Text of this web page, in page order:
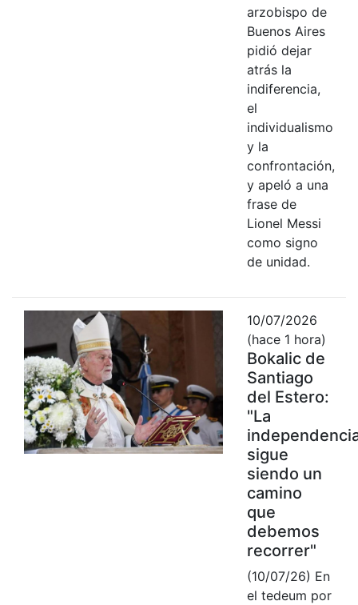
arzobispo de
Buenos Aires
pidió dejar
atrás la
indiferencia,
el
individualismo
y la
confrontación,
y apeló a una
frase de
Lionel Messi
como signo
de unidad.
10/07/2026
(hace 1 hora)
Bokalic de
Santiago
del Estero:
"La
sigue
siendo un
camino
que
debemos
recorrer"
(10/07/26) En
el tedeum por